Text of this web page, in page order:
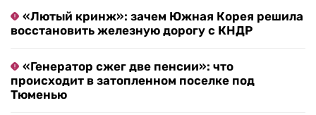
«Лютый кринж»: зачем Южная Корея решила
восстановить железную дорогу с КНДР
«Генератор сжег две пенсии»: что
происходит в затопленном поселке под
Тюменью